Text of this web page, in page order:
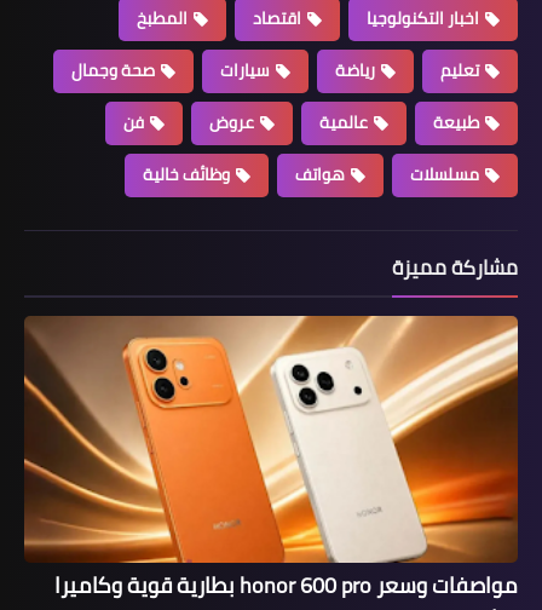
اخبار التكنولوجيا اقتصاد
المطبخ
تعليم
رياضة سيارات
صحة وجمال
طبيعة
عالمية عروض
فن
مسلسلات
هواتف وظائف خالية
مشاركة مميزة
مواصفات وسعر honor 600 pro بطارية قوية وكاميرا